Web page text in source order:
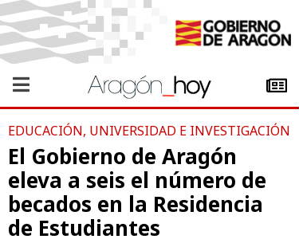
EDUCACIÓN, UNIVERSIDAD E INVESTIGACIÓN
El Gobierno de Aragón
eleva a seis el número de
becados en la Residencia
de Estudiantes